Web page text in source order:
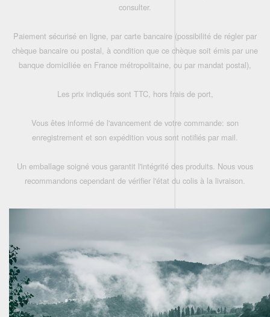
consulter.
Paiement sécurisé en ligne, par carte bancaire (possibilité de régler par
chèque bancaire ou postal, à condition que ce chèque soit émis par une
banque domiciliée en France métropolitaine, ou par mandat postal),
Les prix indiqués sont TTC, hors frais de port,
Vous êtes informé de l'avancement de votre commande: son
enregistrement et son expédition vous sont notifiés par mail.
Un emballage soigné vous garantit l'intégrité des produits. Nous vous
recommandons cependant de vérifier l'état du colis à la livraison.